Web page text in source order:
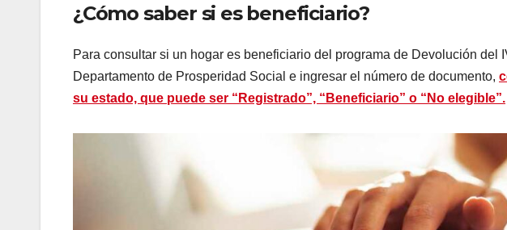
¿Cómo saber si es beneficiario?
Para consultar si un hogar es beneficiario del programa de Devolución del
Departamento de Prosperidad Social e ingresar el número de documento,
su estado, que puede ser “Registrado”, “Beneficiario” o “No elegible”.